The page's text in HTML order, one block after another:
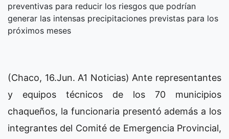
preventivas para reducir los riesgos que podrían
generar las intensas precipitaciones previstas para los
próximos meses
(Chaco, 16.Jun. A1 Noticias) Ante representantes
y equipos técnicos de los 70 municipios
chaqueños, la funcionaria presentó además a los
integrantes del Comité de Emergencia Provincial,